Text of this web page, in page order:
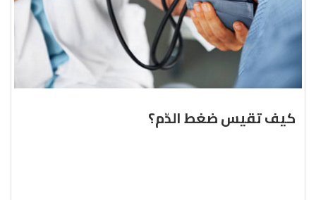
كيف تقيس ضغط الدّم؟